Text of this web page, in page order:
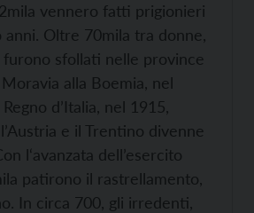
vennero fatti prigionieri
Oltre 70mila tra donne,
furono sfollati nelle province
alla Boemia, nel
d’Italia, nel 1915,
e il Trentino divenne
l‘avanzata dell’esercito
patirono il rastrellamento,
In circa 700, gli irredenti,